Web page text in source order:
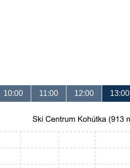
10:00 11:00 12:00 13:00